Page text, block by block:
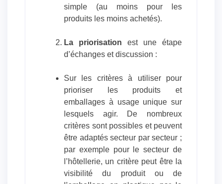
simple (au moins pour les
produits les moins achetés).
La priorisation est une étape
d’échanges et discussion :
Sur les critères à utiliser pour
prioriser les produits et
emballages à usage unique sur
lesquels agir. De nombreux
critères sont possibles et peuvent
être adaptés secteur par secteur ;
par exemple pour le secteur de
l’hôtellerie, un critère peut être la
visibilité du produit ou de